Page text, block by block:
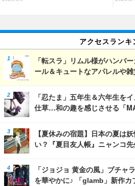
アクセスランキ
「転スラ」リムル様がハンバ
ール＆キュートなアパレルや雑
「忍たま」五年生＆六年生を
仕草…和の趣を感じさせる「
【夏休みの宿題】日本の夏は
い？『夏目友人帳』ニャンコ
「ジョジョ 黄金の風」ブチャ
を華やかに♪ 「glamb」新作カ